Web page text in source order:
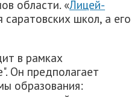
области. «Лицей-
школ, а его
в рамках
Он предполагает
образования: